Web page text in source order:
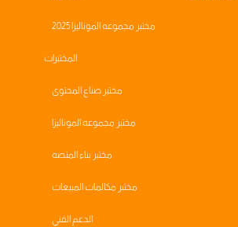
مختبر مجموعه الموناليزا 2025
المختبرات
مختبر صناع المحتوى
مختبر مجموعه الموناليزا
مختبر بناء المنصه
مختبر مكالمات المبيعات
الدعم الفني